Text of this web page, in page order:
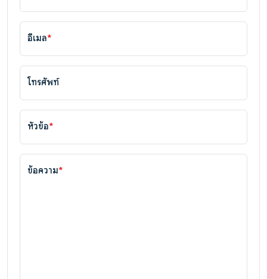
อีเมล*
โทรศัพท์
หัวข้อ*
ข้อความ*